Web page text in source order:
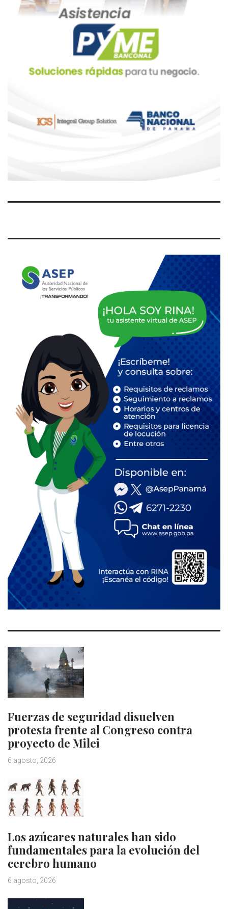
Fuerzas de seguridad disuelven
protesta frente al Congreso contra
proyecto de Milei
6 agosto, 2026
Los azúcares naturales han sido
fundamentales para la evolución del
cerebro humano
6 agosto, 2026